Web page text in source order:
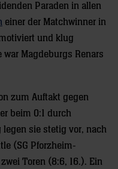
Paraden in allen
einer der Matchwinner in
und klug
Magdeburgs Renars
zum Auftakt gegen
beim 0:1 durch
legen sie stetig vor, nach
(SG Pforzheim-
Toren (8:6, 16.). Ein